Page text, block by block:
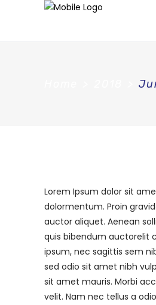
Lorem Ipsum dolor sit
dolormentum. Proin
auctor aliquet. Aenean
quis bibendum auctorelit
ipsum, nec sagittis sem
sed odio sit amet nibh
sit amet mauris. Morbi
velit. Nam nec tellus a